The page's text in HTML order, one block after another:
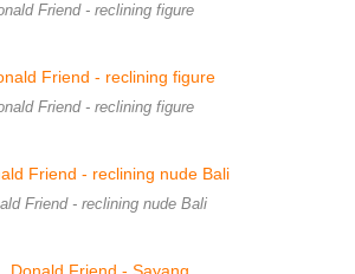
Friend - reclining figure
Friend - reclining figure
Friend - reclining nude Bali